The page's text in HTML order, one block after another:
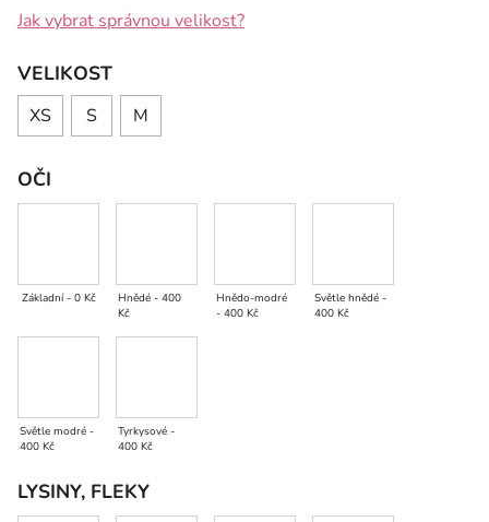
Jak vybrat správnou velikost?
OČI
Základní - 0 Kč
Hnědé - 400
Kč
Hnědo-modré
- 400 Kč
Světle hnědé -
400 Kč
Světle modré -
400 Kč
Tyrkysové -
400 Kč
LYSINY, FLEKY
VELIKOST
XS S M